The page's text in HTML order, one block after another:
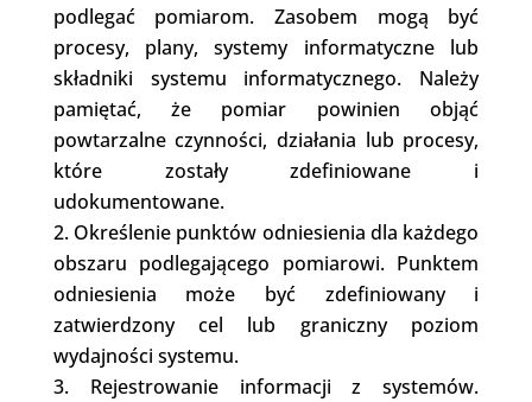
podlegać pomiarom. Zasobem mogą być
procesy, plany, systemy informatyczne lub
składniki systemu informatycznego. Należy
pamiętać, że pomiar powinien objąć
powtarzalne czynności, działania lub procesy,
które zostały zdefiniowane i
udokumentowane.
Określenie punktów odniesienia dla każdego
obszaru podlegającego pomiarowi. Punktem
odniesienia może być zdefiniowany i
zatwierdzony cel lub graniczny poziom
wydajności systemu.
Rejestrowanie informacji z systemów.